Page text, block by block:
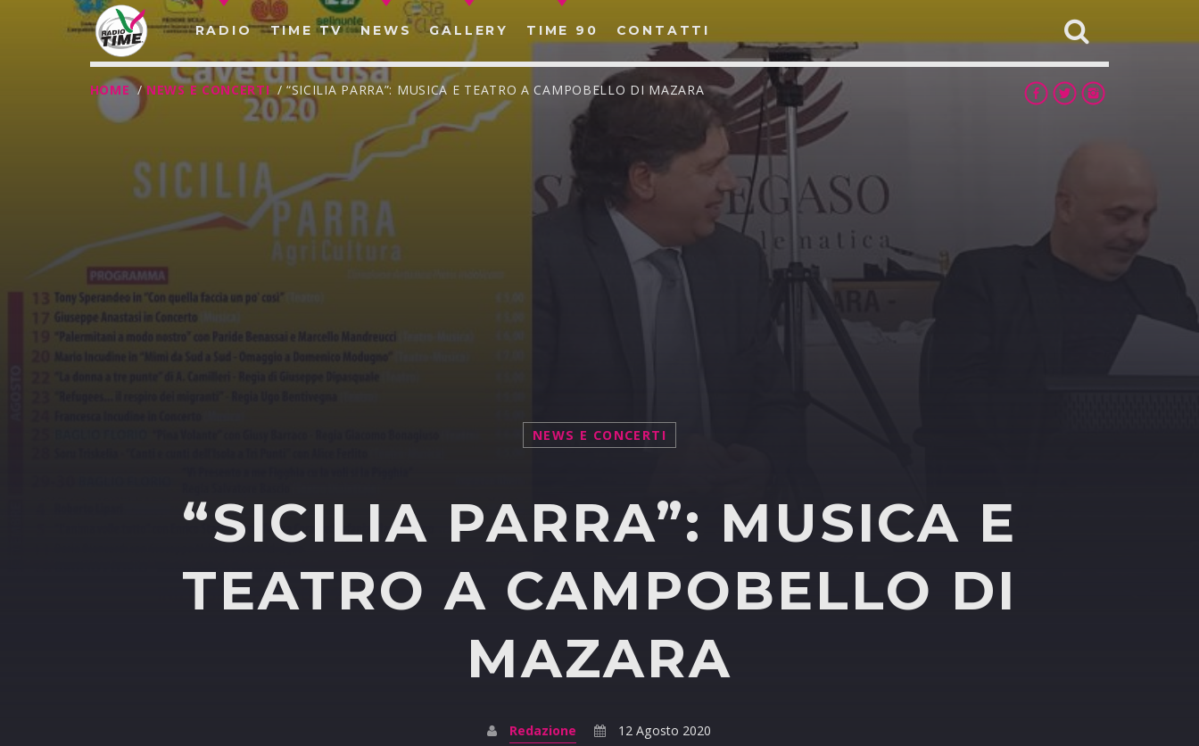
RADIO TIME TV NEWS GALLERY TIME 90 CONTATTI
CERCA NEL SITO WEB:
HOME /NEWS E CONCERTI / “SICILIA PARRA”: MUSICA E TEATRO A CAMPOBELLO DI MAZARA
NEWS E CONCERTI
“SICILIA PARRA”: MUSICA E
TEATRO A CAMPOBELLO DI
MAZARA
Redazione 12 Agosto 2020